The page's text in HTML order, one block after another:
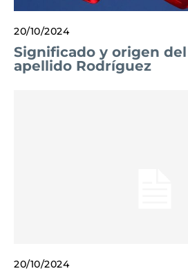
20/10/2024
Significado y origen del
apellido Rodríguez
20/10/2024